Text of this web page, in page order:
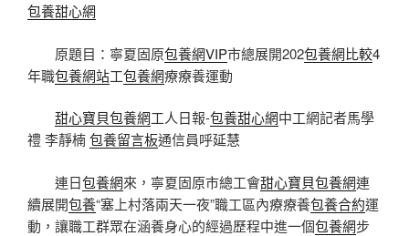
包養甜心網
原題目：寧夏固原包養網VIP市總展開202包養網比較4
年職包養網站工包養網療療養運動
甜心寶貝包養網工人日報-包養甜心網中工網記者馬學
禮 李靜楠包養留言板通信員呼延慧
連日包養網來，寧夏固原市總工會甜心寶貝包養網連
續展開包養“塞上村落兩天一夜”職工區內療療養包養合約運
動，讓職工群眾在涵養身心的經過歷程中進一個包養網步